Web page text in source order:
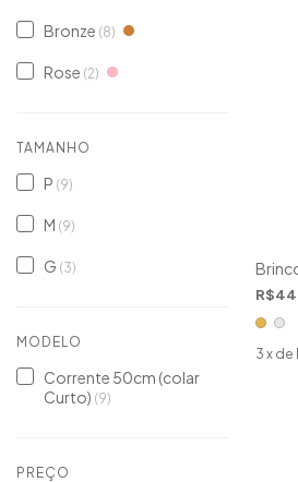
Bronze (8)
Rose (2)
TAMANHO
P (9)
M (9)
G (3)
MODELO
Corrente 50cm (colar
Curto) (9)
PREÇO
3 x de